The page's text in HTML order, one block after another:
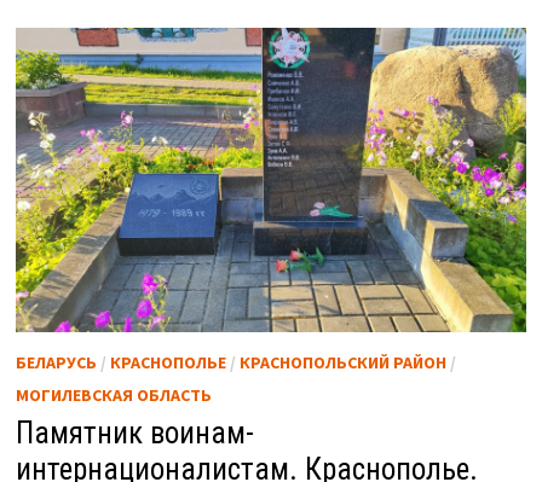
БЕЛАРУСЬ / КРАСНОПОЛЬЕ/ КРАСНОПОЛЬСКИЙ РАЙОН/
МОГИЛЕВСКАЯ ОБЛАСТЬ
Памятник воинам-
интернационалистам. Краснополье.